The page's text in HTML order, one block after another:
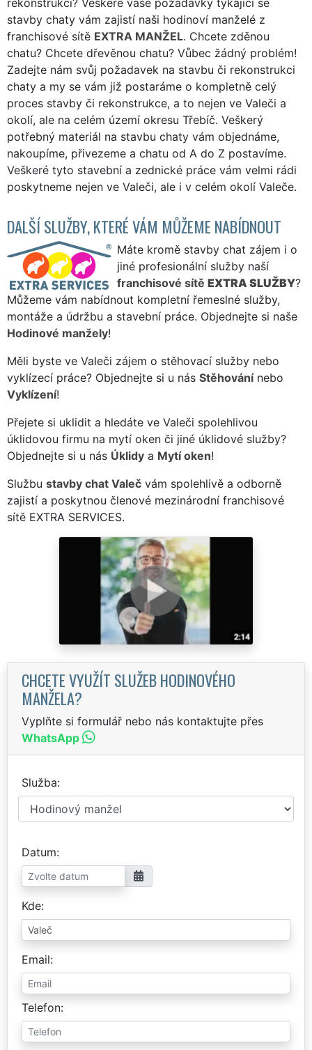
stavby chaty vám zajistí naši hodinoví manželé z
franchisové sítě EXTRA MANŽEL. Chcete zděnou
chatu? Chcete dřevěnou chatu? Vůbec žádný problém!
Zadejte nám svůj požadavek na stavbu či rekonstrukci
chaty a my se vám již postaráme o kompletně celý
proces stavby či rekonstrukce, a to nejen ve Valeči a
okolí, ale na celém území okresu Třebíč. Veškerý
potřebný materiál na stavbu chaty vám objednáme,
nakoupíme, přivezeme a chatu od A do Z postavíme.
Veškeré tyto stavební a zednické práce vám velmi rádi
poskytneme nejen ve Valeči, ale i v celém okolí Valeče.
DALŠÍ SLUŽBY, KTERÉ VÁM MŮŽEME NABÍDNOUT
Máte kromě stavby chat zájem i o
jiné profesionální služby naší
franchisové sítě EXTRA SLUŽBY?
Můžeme vám nabídnout kompletní řemeslné služby,
montáže a údržbu a stavební práce. Objednejte si naše
Hodinové manžely!
Měli byste ve Valeči zájem o stěhovací služby nebo
vyklízecí práce? Objednejte si u nás Stěhovánínebo
Vyklízení!
Přejete si uklidit a hledáte ve Valeči spolehlivou
úklidovou firmu na mytí oken či jiné úklidové služby?
Objednejte si u nás Úklidy a Mytí oken!
Službu stavby chat Valeč vám spolehlivě a odborně
zajistí a poskytnou členové mezinárodní franchisové
sítě EXTRA SERVICES.
CHCETE VYUŽÍT SLUŽEB HODINOVÉHO
MANŽELA?
Vyplňte si formulář nebo nás kontaktujte přes
WhatsApp
Služba
Datum
Kde
Email
Telefon